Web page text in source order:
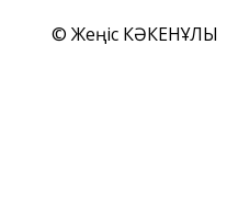
© Жеңіс КӘКЕНҰЛЫ